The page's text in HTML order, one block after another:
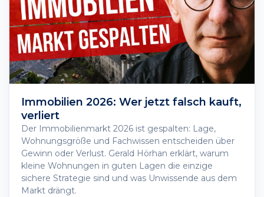
Immobilien 2026: Wer jetzt falsch kauft,
verliert
Der Immobilienmarkt 2026 ist gespalten: Lage,
Wohnungsgröße und Fachwissen entscheiden über
Gewinn oder Verlust. Gerald Hörhan erklärt, warum
kleine Wohnungen in guten Lagen die einzige
sichere Strategie sind und was Unwissende aus dem
Markt drängt.